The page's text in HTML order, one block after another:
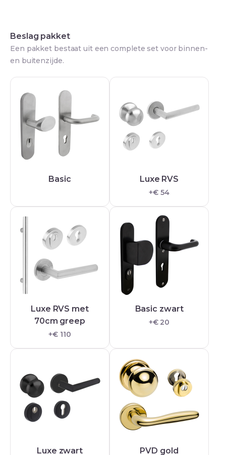
Beslag pakket
Een pakket bestaat uit een complete set voor binnen-
en buitenzijde.
Basic Luxe RVS
+€ 54
Luxe RVS met
70cm greep
+€ 110
Basic zwart
+€ 20
Luxe zwart PVD gold